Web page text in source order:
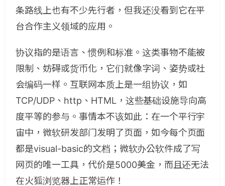
条路线上也有不少先行者，但我还没看到它在平
台合作主义领域的应用。
协议指的是语言、惯例和标准。这类事物不能被
限制、妨碍或货币化，它们就像字词、姿势或社
会编码一样。互联网本质上是一组协议，如
TCP/UDP、http、HTML，这些基础设施导向高
度平等的参与。事情本不该如此：在一个平行宇
宙中，微软研发部门发明了页面，如今每个页面
都是visual-basic的文档；微软办公软件成了写
网页的唯一工具，代价是5000美金，而且还无法
在火狐浏览器上正常运作！